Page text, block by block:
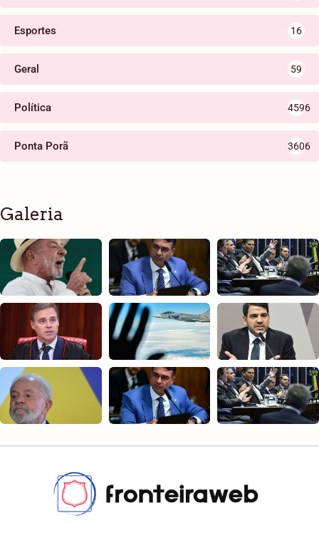
Esportes 16
Geral 59
Política 4596
Ponta Porã 3606
Galeria